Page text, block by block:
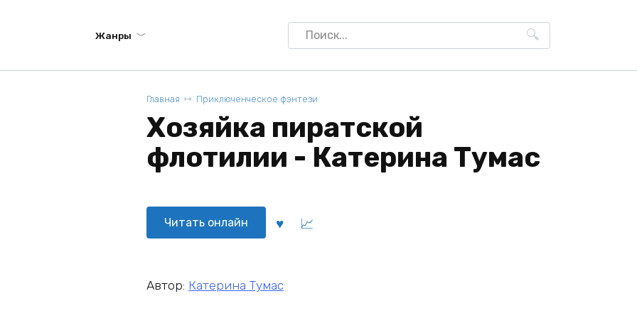
Жанры
Search
for:
Главная Приключенческое фэнтези
Хозяйка пиратской
флотилии - Катерина Тумас
Читать онлайн
Автор: Катерина Тумас